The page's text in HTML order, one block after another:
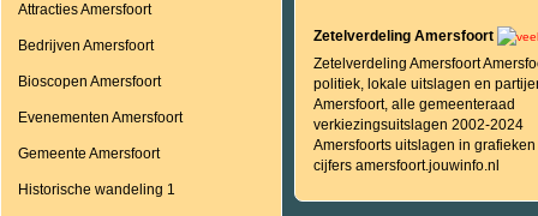
Attracties Amersfoort
Bedrijven Amersfoort
Bioscopen Amersfoort
Evenementen Amersfoort
Gemeente Amersfoort
Historische wandeling 1
Zetelverdeling Amersfoort
Zetelverdeling Amersfoort
politiek, lokale uitslagen en
Amersfoort, alle gemeenteraad
verkiezingsuitslagen 2002-2024
Amersfoorts uitslagen in
cijfers amersfoort.jouwinfo.nl